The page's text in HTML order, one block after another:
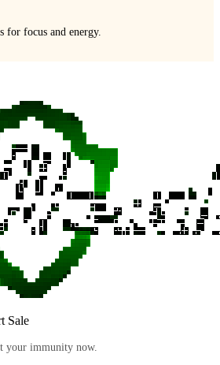
for focus and energy.
Sale
your immunity now.